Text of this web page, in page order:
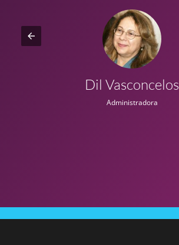
Dil Vasconcelos
Administradora